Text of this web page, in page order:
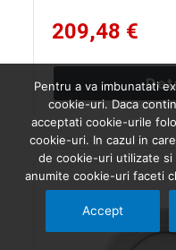
209,48 €
Pentru a va imbunatati
cookie-uri. Daca
acceptati cookie-urile
cookie-uri. In cazul in
de cookie-uri utilizate
anumite cookie-uri faceti
Accept